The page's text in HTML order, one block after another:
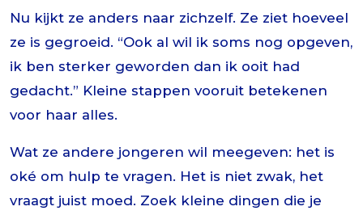
Nu kijkt ze anders naar zichzelf. Ze ziet hoeveel
ze is gegroeid. “Ook al wil ik soms nog opgeven,
ik ben sterker geworden dan ik ooit had
gedacht.” Kleine stappen vooruit betekenen
voor haar alles.
Wat ze andere jongeren wil meegeven: het is
oké om hulp te vragen. Het is niet zwak, het
vraagt juist moed. Zoek kleine dingen die je